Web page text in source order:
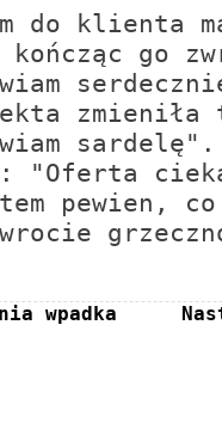
do klienta
go
zmieniła
"Oferta
pewien,
wpadka